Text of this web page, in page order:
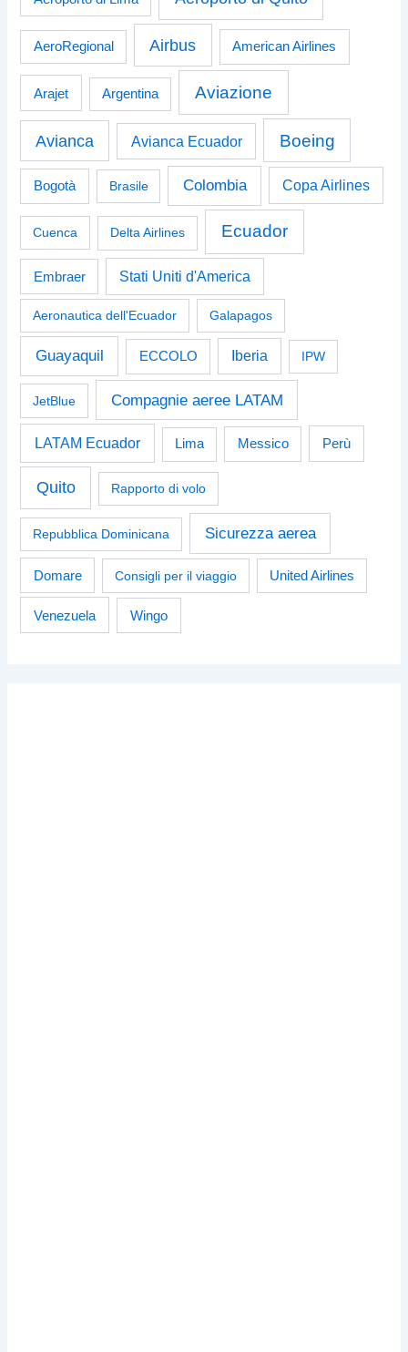
AeroRegional Airbus American Airlines
Arajet Argentina Aviazione
Avianca Avianca Ecuador Boeing
Bogotà Brasile Colombia Copa Airlines
Cuenca Delta Airlines Ecuador
Embraer Stati Uniti d'America
Aeronautica dell'Ecuador Galapagos
Guayaquil ECCOLO Iberia IPW
JetBlue Compagnie aeree LATAM
LATAM Ecuador Lima Messico Perù
Quito Rapporto di volo
Repubblica Dominicana Sicurezza aerea
Domare Consigli per il viaggio United Airlines
Venezuela Wingo